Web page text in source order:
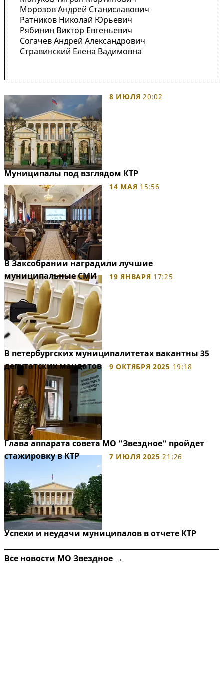
Морозов Андрей Станиславович
Ратников Николай Юрьевич
Рябинин Виктор Евгеньевич
Согачев Андрей Александрович
Стравинский Елена Вадимовна
8 ИЮЛЯ 20:02
Муниципалы под взглядом КТР
14 МАЯ 15:56
В Заксобрании наградили лучшие
муниципальные СМИ
19 ЯНВАРЯ 17:25
В петербургских муниципалитетах вакантны 35
депутатских мандатов
9 ОКТЯБРЯ 2025 19:18
Глава аппарата совета МО "Звездное" пройдет
стажировку в КТР
7 ИЮЛЯ 2025 21:26
Успехи и неудачи муниципалов в отчете КТР
Все новости МО Звездное →